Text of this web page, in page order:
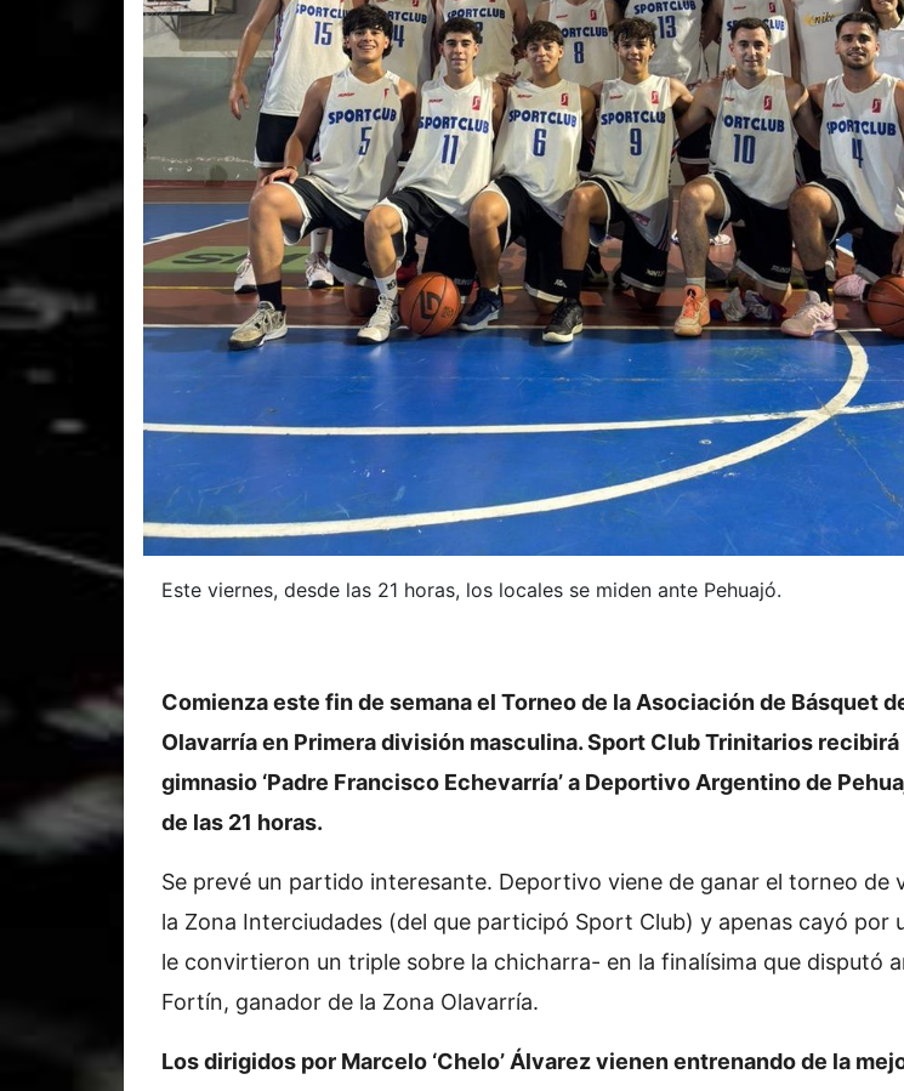
Este viernes, desde las 21 horas, los locales se miden ante Pehuajó.
Comienza este fin de semana el Torneo de la Asociación de Básquet
Olavarría en Primera división masculina. Sport Club Trinitarios recibirá
gimnasio ‘Padre Francisco Echevarría’ a Deportivo Argentino de
de las 21 horas.
Se prevé un partido interesante. Deportivo viene de ganar el torneo de
la Zona Interciudades (del que participó Sport Club) y apenas cayó por
le convirtieron un triple sobre la chicharra- en la finalísima que disputó
Fortín, ganador de la Zona Olavarría.
Los dirigidos por Marcelo ‘Chelo’ Álvarez vienen entrenando de la